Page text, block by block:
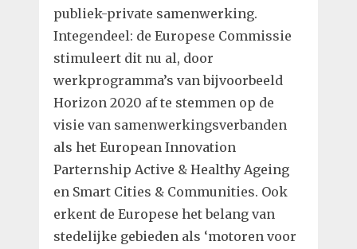
publiek-private samenwerking.
Integendeel: de Europese Commissie
stimuleert dit nu al, door
werkprogramma’s van bijvoorbeeld
Horizon 2020 af te stemmen op de
visie van samenwerkingsverbanden
als het European Innovation
Parternship Active & Healthy Ageing
en Smart Cities & Communities. Ook
erkent de Europese het belang van
stedelijke gebieden als ‘motoren voor